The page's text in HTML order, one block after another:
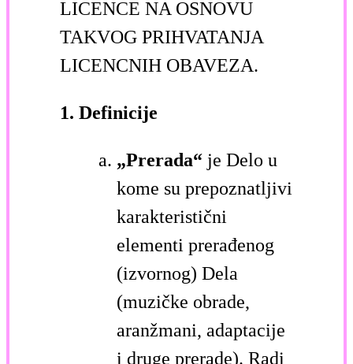
LICENCE NA OSNOVU
TAKVOG PRIHVATANJA
LICENCNIH OBAVEZA.
1. Definicije
„Prerada“ je Delo u
kome su prepoznatljivi
karakteristični
elementi prerađenog
(izvornog) Dela
(muzičke obrade,
aranžmani, adaptacije
i druge prerade). Radi